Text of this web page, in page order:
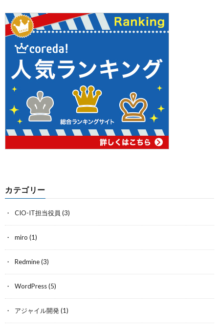
カテゴリー
CIO-IT担当役員 (3)
miro (1)
Redmine(3)
WordPress(5)
アジャイル開発(1)